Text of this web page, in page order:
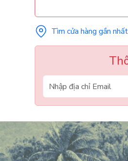
Tìm cửa hàng gần nhất